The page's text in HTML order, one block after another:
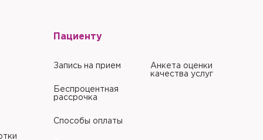
Пациенту
Запись на прием
Беспроцентная
рассрочка
Способы оплаты
Анкета оценки
качества услуг